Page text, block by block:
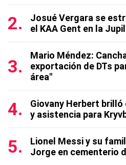
Josué Vergara se
el KAA Gent en la
Mario Méndez:
exportación de DTs
área"
Giovany Herbert
y asistencia para
Lionel Messi y su
Jorge en cementerio